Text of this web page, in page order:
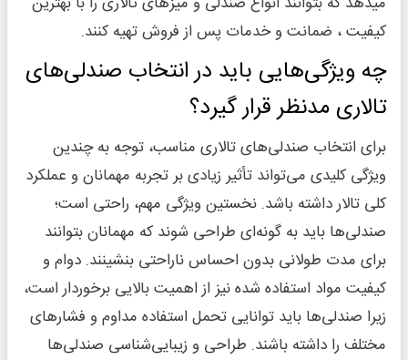
کیفیت ، ضمانت و خدمات پس از فروش تهیه کنند.
چه ویژگی‌هایی باید در انتخاب صندلی‌های
تالاری مدنظر قرار گیرد؟
برای انتخاب صندلی‌های تالاری مناسب، توجه به چندین
ویژگی کلیدی می‌تواند تأثیر زیادی بر تجربه مهمانان و عملکرد
کلی تالار داشته باشد. نخستین ویژگی مهم، راحتی است؛
صندلی‌ها باید به گونه‌ای طراحی شوند که مهمانان بتوانند
برای مدت طولانی بدون احساس ناراحتی بنشینند. دوام و
کیفیت مواد استفاده شده نیز از اهمیت بالایی برخوردار است،
زیرا صندلی‌ها باید توانایی تحمل استفاده مداوم و فشارهای
مختلف را داشته باشند. طراحی و زیبایی‌شناسی صندلی‌ها